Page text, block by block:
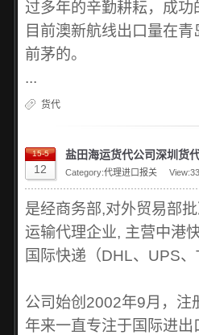
过多年的辛勤耕耘，成
目前澳新航线出口量在
前茅的。
...
货代
15-5
12
盐田海运货代公司深圳货
Category:代理进口报关 View:33
是经商务部,对外贸易部
运输代理企业, 主营中港
国际快递（DHL、UPS
公司始创2002年9月，注
年来一直专注于国际进